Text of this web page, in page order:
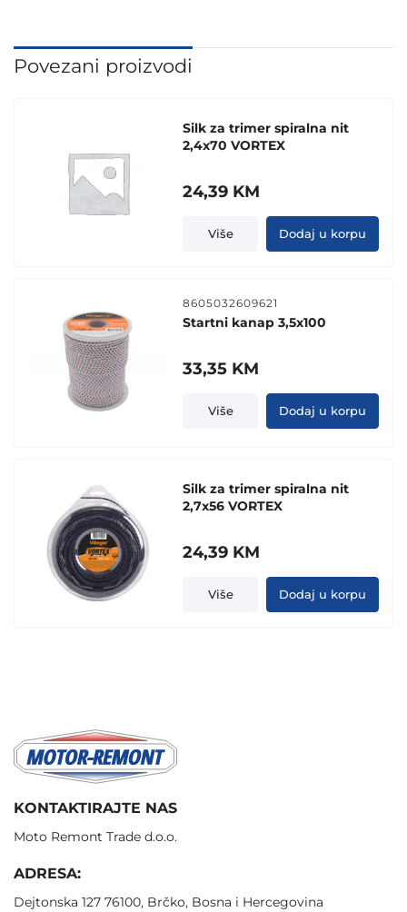
Povezani proizvodi
Silk za trimer spiralna nit
2,4x70 VORTEX
24,39 KM
Više Dodaj u korpu
8605032609621
Startni kanap 3,5x100
33,35 KM
Više Dodaj u korpu
Silk za trimer spiralna nit
2,7x56 VORTEX
24,39 KM
Više Dodaj u korpu
KONTAKTIRAJTE NAS
Moto Remont Trade d.o.o.
ADRESA:
Dejtonska 127 76100, Brčko, Bosna i Hercegovina